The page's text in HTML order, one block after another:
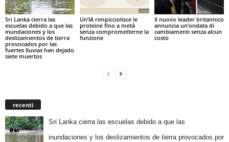
Sri Lanka cierra las
escuelas debido a que las
inundaciones y los
deslizamientos de tierra
provocados por las
fuertes lluvias han dejado
siete muertos
Un’IA rimpicciolisce le
proteine fino a metà
senza comprometterne la
funzione
Il nuovo leader britannico
annuncia un’ondata di
cambiamenti senza alcun
costo
recenti
Sri Lanka cierra las escuelas debido a que las
inundaciones y los deslizamientos de tierra provocados por